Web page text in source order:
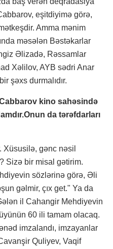
eşitdiyimə görə,
Amma mənim
məsələn Bəstəkarlar
Əlizadə, Rəssamlar
Xəlilov, AYB sədri Anar
şəxs durmalıdır.
kino sahəsində
da tərəfdarları
gənc nəsil
Sizə bir misal gətirim.
sözlərinə görə, Əli
gəlmir, çıx get." Ya da
il Cahangir Mehdiyevin
60 ili tamam olacaq.
imzalandı, imzayanlar
Quliyev, Vaqif